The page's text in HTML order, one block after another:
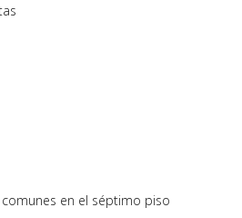
en el séptimo piso